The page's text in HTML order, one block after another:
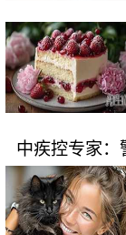
中疾控专家：